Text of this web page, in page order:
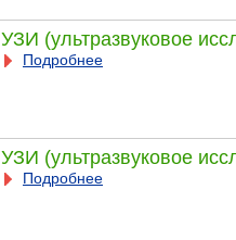
УЗИ (ультразвуковое
Подробнее
УЗИ (ультразвуковое
Подробнее